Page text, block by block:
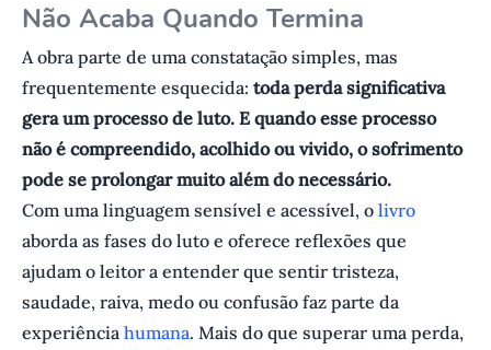
Não Acaba Quando Termina
A obra parte de uma constatação simples, mas
frequentemente esquecida: toda perda significativa
gera um processo de luto. E quando esse processo
não é compreendido, acolhido ou vivido, o sofrimento
pode se prolongar muito além do necessário.
Com uma linguagem sensível e acessível, o livro
aborda as fases do luto e oferece reflexões que
ajudam o leitor a entender que sentir tristeza,
saudade, raiva, medo ou confusão faz parte da
experiência humana. Mais do que superar uma perda,